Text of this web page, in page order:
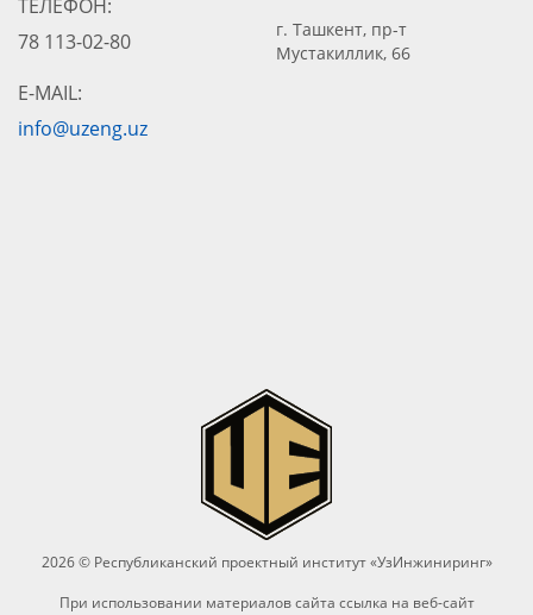
ТЕЛЕФОН:
78 113-02-80
г. Ташкент, пр-т
Мустакиллик, 66
E-MAIL:
info@uzeng.uz
2026 © Республиканский проектный институт «УзИнжиниринг»
При использовании материалов сайта ссылка на веб-сайт